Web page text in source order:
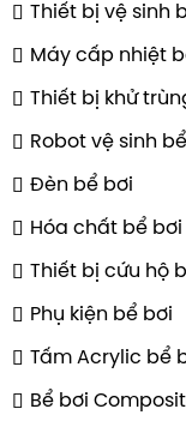
Thiết bị vệ sinh
Máy cấp nhiệt
Thiết bị khử
Robot vệ sinh
Đèn bể bơi
Hóa chất bể bơi
Thiết bị cứu hộ
Phụ kiện bể bơi
Tấm Acrylic bể
Bể bơi